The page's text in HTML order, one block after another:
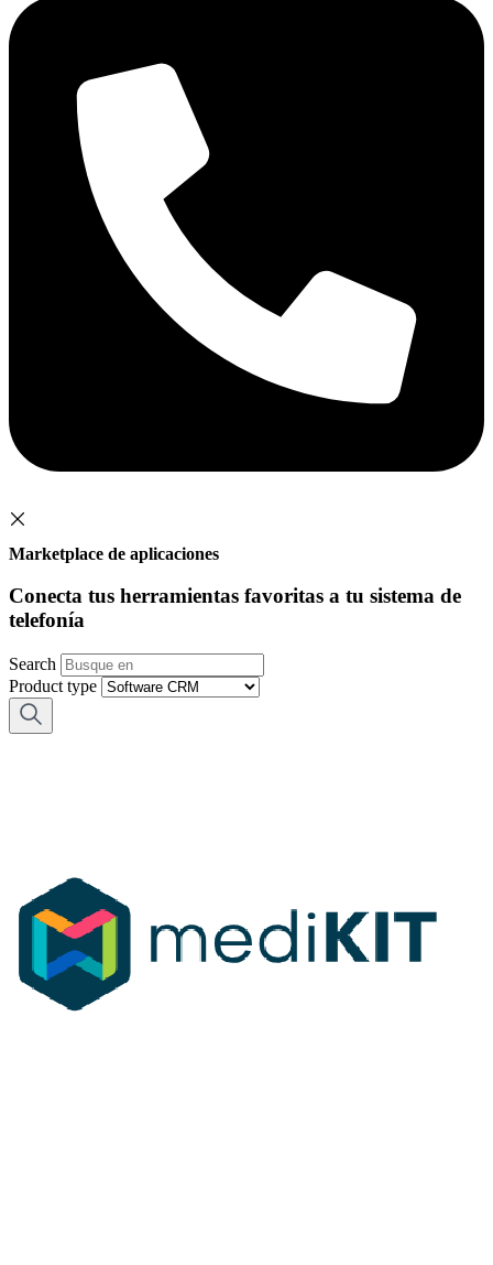
Marketplace de aplicaciones
Conecta tus herramientas favoritas a tu sistema de
telefonía
Search
Product type